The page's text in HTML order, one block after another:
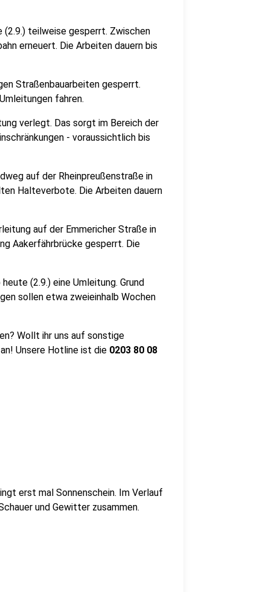
(2.9.) teilweise gesperrt. Zwischen
erneuert. Die Arbeiten dauern bis
Straßenbauarbeiten gesperrt.
fahren.
verlegt. Das sorgt im Bereich der
- voraussichtlich bis
auf der Rheinpreußenstraße in
Halteverbote. Die Arbeiten dauern
auf der Emmericher Straße in
Aakerfährbrücke gesperrt. Die
(2.9.) eine Umleitung. Grund
sollen etwa zweieinhalb Wochen
Wollt ihr uns auf sonstige
Unsere Hotline ist die 0203 80 08
erst mal Sonnenschein. Im Verlauf
und Gewitter zusammen.